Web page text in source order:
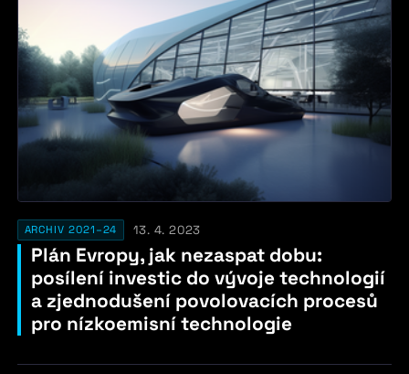
ARCHIV 2021–24 13. 4. 2023
Plán Evropy, jak nezaspat dobu:
posílení investic do vývoje technologií
a zjednodušení povolovacích procesů
pro nízkoemisní technologie